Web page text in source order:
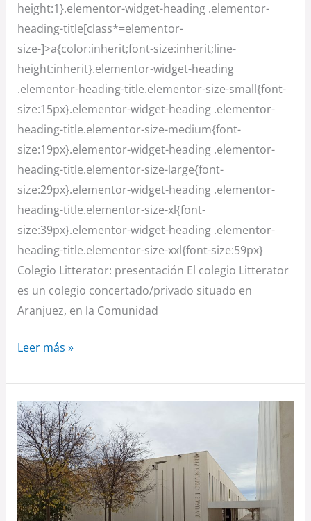
height:1}.elementor-widget-heading .elementor-
heading-title[class*=elementor-
size-]>a{color:inherit;font-size:inherit;line-
height:inherit}.elementor-widget-heading
.elementor-heading-title.elementor-size-small{font-
size:15px}.elementor-widget-heading .elementor-
heading-title.elementor-size-medium{font-
size:19px}.elementor-widget-heading .elementor-
heading-title.elementor-size-large{font-
size:29px}.elementor-widget-heading .elementor-
heading-title.elementor-size-xl{font-
size:39px}.elementor-widget-heading .elementor-
heading-title.elementor-size-xxl{font-size:59px}
Colegio Litterator: presentación El colegio Litterator
es un colegio concertado/privado situado en
Aranjuez, en la Comunidad
Leer más »
IES
Jaume
I
d’Ontinyent
(València)